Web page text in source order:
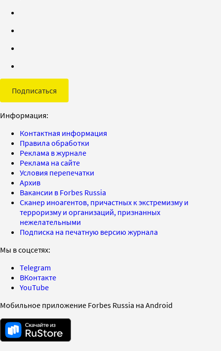
Подписаться
Информация:
Контактная информация
Правила обработки
Реклама в журнале
Реклама на сайте
Условия перепечатки
Архив
Вакансии в Forbes Russia
Сканер иноагентов, причастных к экстремизму и
терроризму и организаций, признанных
нежелательными
Подписка на печатную версию журнала
Мы в соцсетях:
Telegram
ВКонтакте
YouTube
Мобильное приложение Forbes Russia на Android